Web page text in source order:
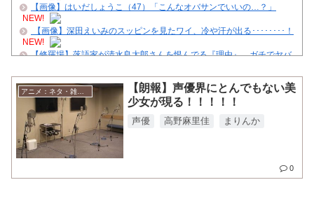
【画像】はいだしょうこ（47）「こんなオバサンでいいの…？」
NEW!
【画像】深田えいみのスッピンを見たワイ、冷や汗が出る････････！
NEW!
【修羅場】落語家が清水良太郎さんを恨んでる『理由』、ガチでヤバ
【ウマ娘】なんとかなれーーーッ(極道入稿) NEW!
【刃牙らへん】69話ネタバレ考察 勇ちゃん回ばっかで描くネタ完全に
尽きてそうｗｗｗｗ NEW!
【復活予告】管理人、クダクダ
【画像】NARUTO三大謎の一つ、「羅生門」とは一体何だったの
か！？
舌を絡ませて、唾液交換して── ちゅっちゅしながらの濃厚エッ画像♪
ジャンプで綺麗に終わった名作ないよな
アニメ：ネタ・雑談・ニュース
【朗報】声優界にとんでもない美
少女が現る！！！！！
声優 高野麻里佳 まりんか
0